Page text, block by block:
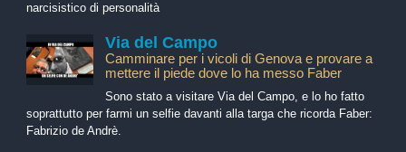
narcisistico di personalità
Via del Campo
Camminare per i vicoli di Genova e provare a
mettere il piede dove lo ha messo Faber
Sono stato a visitare Via del Campo, e lo ho fatto
soprattutto per farmi un selfie davanti alla targa che ricorda Faber:
Fabrizio de Andrè.